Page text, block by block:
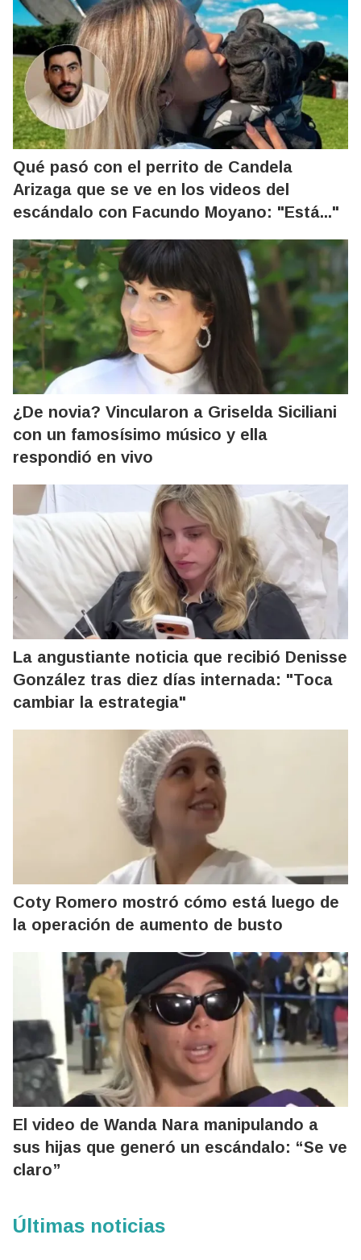
Qué pasó con el perrito de Candela
Arizaga que se ve en los videos del
escándalo con Facundo Moyano: "Está..."
¿De novia? Vincularon a Griselda Siciliani
con un famosísimo músico y ella
respondió en vivo
La angustiante noticia que recibió Denisse
González tras diez días internada: "Toca
cambiar la estrategia"
Coty Romero mostró cómo está luego de
la operación de aumento de busto
El video de Wanda Nara manipulando a
sus hijas que generó un escándalo: “Se ve
claro”
Últimas noticias